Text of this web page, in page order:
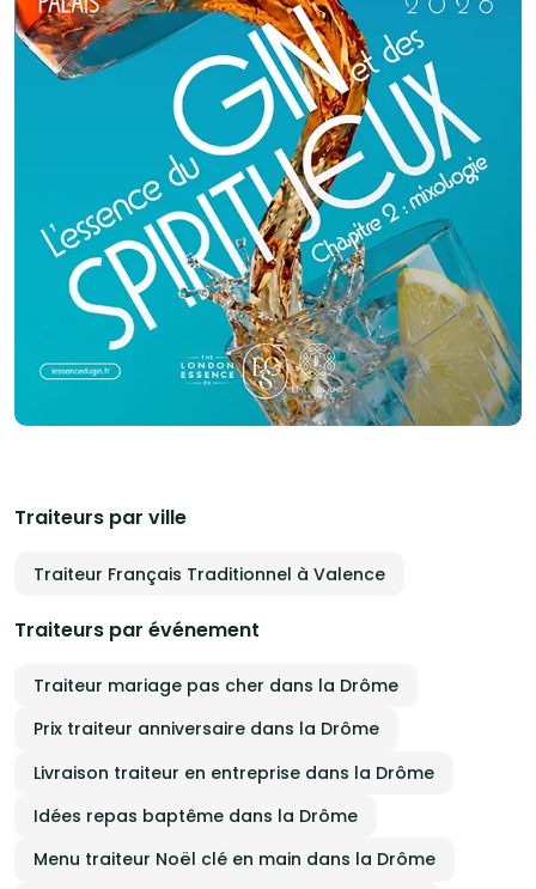
exigences et au budget de chacun. Richard est un passionné et
amoureux de la bonne cuisine, à travers des recettes d’antan ou une
cuisine raffinée il sera émerveiller vos papilles en travaillant les produits
de saison afin de vous en proposer le meilleur. Pour s’adapter aux
différentes demandes, ils gèrent selon les besoins de chacun les arts de
la table (vaisselle en porcelaine ou Villeroy et Bosch, nappe et serviette en
tissu ou matière non tissée), le personnel pour un service à l’assiette, les
mises en place, les softs et toutes options sur demande. Très mobiles et
s’adaptant à différents lieux, ils sauront répondre à vos demandes en
ajustant leurs propositions. Ils réalisent également des repas en livraison
sans service cuisine ou service en salle ou seulement un service en
exigences et demandes afin de vous proposer et de réaliser pour vous la
prestation qui saura garantir votre satisfaction. A très bientôt !
Traiteurs par ville
Traiteur Français Traditionnel à Valence
Traiteurs par événement
Traiteur mariage pas cher dans la Drôme
Prix traiteur anniversaire dans la Drôme
Livraison traiteur en entreprise dans la Drôme
Idées repas baptême dans la Drôme
Menu traiteur Noël clé en main dans la Drôme